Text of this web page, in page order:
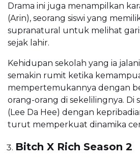
Drama ini juga menampilkan
(Arin), seorang siswi yang
supranatural untuk melihat
sejak lahir.
Kehidupan sekolah yang ia
semakin rumit ketika
mempertemukannya dengan
orang-orang di sekelilingnya. Di
(Lee Da Hee) dengan
turut memperkuat dinamika
Bitch X Rich Season 2